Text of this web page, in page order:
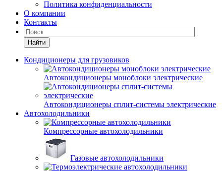
Политика конфиденциальности
О компании
Контакты
Найти
Кондиционеры для грузовиков
Автокондиционеры моноблоки электрические
Автокондиционеры сплит-системы электрические
Автохолодильники
Компрессорные автохолодильники
Газовые автохолодильники